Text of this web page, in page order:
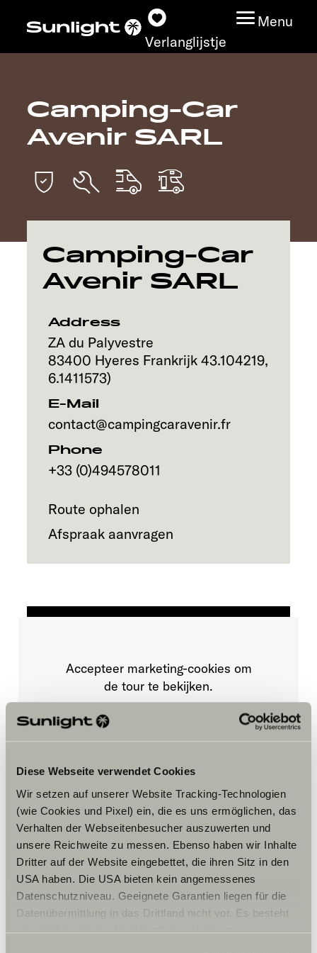
Diese Webseite verwendet Cookies
Wir setzen auf unserer Website Tracking-Technologien
(wie Cookies und Pixel) ein, die es uns ermöglichen, das
Verhalten der Webseitenbesucher auszuwerten und
unsere Reichweite zu messen. Ebenso haben wir Inhalte
Dritter auf der Website eingebettet, die ihren Sitz in den
USA haben. Die USA bieten kein angemessenes
Datenschutzniveau. Geeignete Garantien liegen für die
Datenübermittlung in das Drittland nicht vor. Es besteht
ein erhöhtes Risiko für Betroffene, da diesen
Verlanglijstje
Menu
Modeloverzicht
Vind jouw Sunlight
Ontdek
Camping-Car
Avenir SARL
Camping-Car
Avenir SARL
Address
ZA du Palyvestre
83400 Hyeres Frankrijk 43.104219,
6.1411573)
E-Mail
contact@campingcaravenir.fr
Phone
+33 (0)494578011
Route ophalen
Afspraak aanvragen
Opening hours
Horaires d’ouverture de la concession
Du mardi au samedi:
08h00 – 12h00 et 14h00-18h00 // Fermé les jours
Accepteer marketing-cookies om
de tour te bekijken.
Cookie-instellingen